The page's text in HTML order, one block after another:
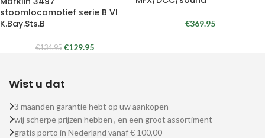
stoomlocomotief serie B VI
K.Bay.Sts.B
€134.95 €129.95
€369.95
Wist u dat
3 maanden garantie hebt op uw aankopen
wij scherpe prijzen hebben , en een groot assortiment
gratis porto in Nederland vanaf € 100,00